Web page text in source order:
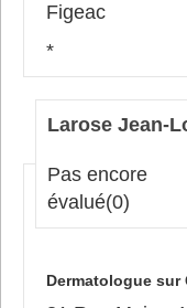
Figeac
*
Larose Jean-
Pas encore
évalué(0)
Dermatologue sur